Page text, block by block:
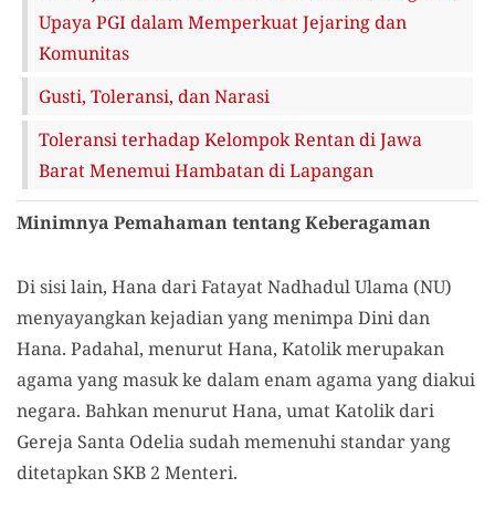
Upaya PGI dalam Memperkuat Jejaring dan
Komunitas
Gusti, Toleransi, dan Narasi
Toleransi terhadap Kelompok Rentan di Jawa
Barat Menemui Hambatan di Lapangan
Minimnya Pemahaman tentang Keberagaman
Di sisi lain, Hana dari Fatayat Nadhadul Ulama (NU)
menyayangkan kejadian yang menimpa Dini dan
Hana. Padahal, menurut Hana, Katolik merupakan
agama yang masuk ke dalam enam agama yang diakui
negara. Bahkan menurut Hana, umat Katolik dari
Gereja Santa Odelia sudah memenuhi standar yang
ditetapkan SKB 2 Menteri.